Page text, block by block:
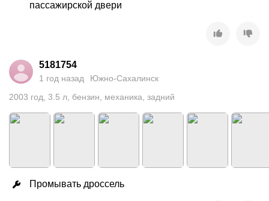
пассажирской двери
5181754
1 год назад
Южно-Сахалинск
2003 год 3.5 л бензин механика задний
Промывать дроссель